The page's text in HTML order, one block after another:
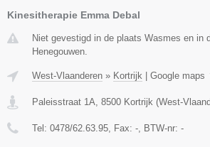
Kinesitherapie Emma Debal
Niet gevestigd in de plaats Wasmes en in
Henegouwen.
West-Vlaanderen » Kortrijk Google maps
Paleisstraat 1A, 8500 Kortrijk (West-
Tel: 0478/62.63.95, Fax: -, BTW-nr: -